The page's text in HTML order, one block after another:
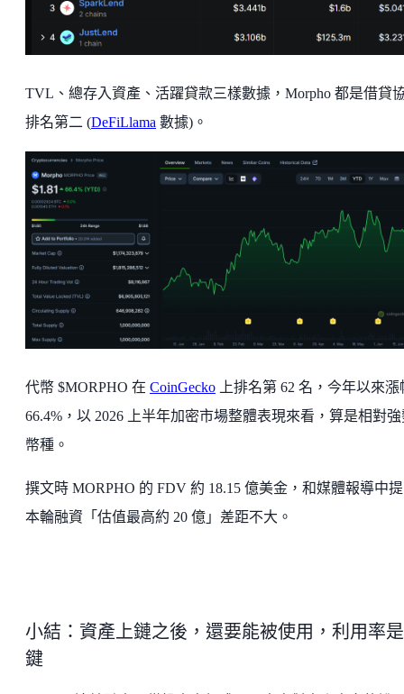
TVL、總存入資產、活躍貸款三樣數據，Morpho 都是借貸
排名第二 (DeFiLlama 數據)。
代幣 $MORPHO 在 CoinGecko 上排名第 62 名，今年以來漲
66.4%，以 2026 上半年加密市場整體表現來看，算是相對
幣種。
撰文時 MORPHO 的 FDV 約 18.15 億美金，和媒體報導中
本輪融資「估值最高約 20 億」差距不大。
小結：資產上鏈之後，還要能被使用，利用率
鍵